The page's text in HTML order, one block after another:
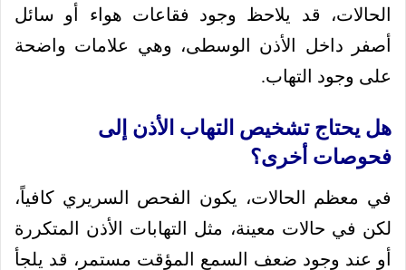
الحالات، قد يلاحظ وجود فقاعات هواء أو سائل
أصفر داخل الأذن الوسطى، وهي علامات واضحة
على وجود التهاب.
هل يحتاج تشخيص التهاب الأذن إلى
فحوصات أخرى؟
في معظم الحالات، يكون الفحص السريري كافياً،
لكن في حالات معينة، مثل التهابات الأذن المتكررة
أو عند وجود ضعف السمع المؤقت مستمر، قد يلجأ